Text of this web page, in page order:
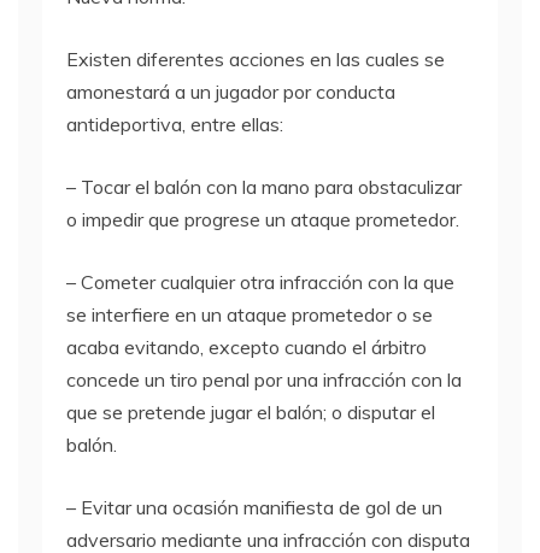
Existen diferentes acciones en las cuales se
amonestará a un jugador por conducta
antideportiva, entre ellas:
– Tocar el balón con la mano para obstaculizar
o impedir que progrese un ataque prometedor.
– Cometer cualquier otra infracción con la que
se interfiere en un ataque prometedor o se
acaba evitando, excepto cuando el árbitro
concede un tiro penal por una infracción con la
que se pretende jugar el balón; o disputar el
balón.
– Evitar una ocasión manifiesta de gol de un
adversario mediante una infracción con disputa